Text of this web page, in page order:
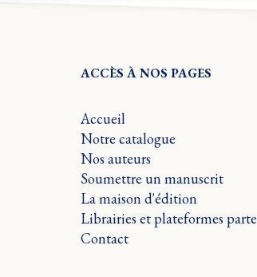
ACCÈS À NOS PAGES
Accueil
Notre catalogue
Nos auteurs
Soumettre un manuscrit
La maison d'édition
Librairies et plateformes
Contact